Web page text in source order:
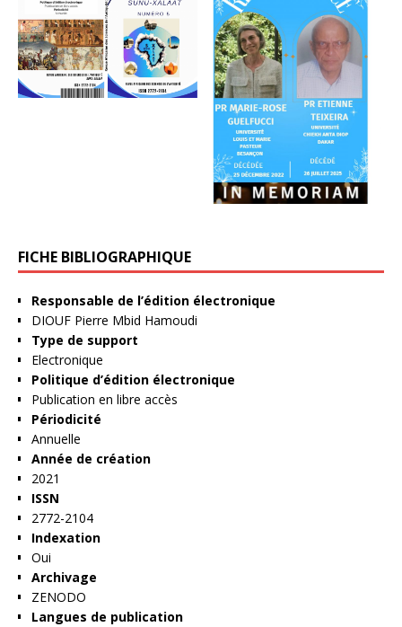
FICHE BIBLIOGRAPHIQUE
Responsable de l’édition électronique
DIOUF Pierre Mbid Hamoudi
Type de support
Electronique
Politique d’édition électronique
Publication en libre accès
Périodicité
Annuelle
Année de création
2021
ISSN
2772-2104
Indexation
Oui
Archivage
ZENODO
Langues de publication